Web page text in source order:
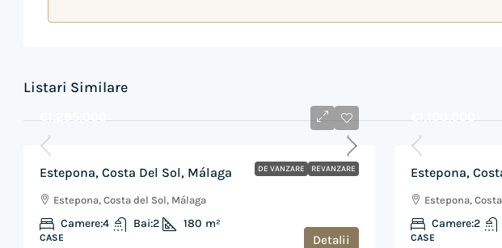
Listari Similare
DE VANZARE REVANZARE
€1,295,000
Estepona, Costa Del Sol, Málaga
Estepona, Costa del Sol, Málaga
Camere:4 Bai:2 180 m²
CASE Detalii
€1,100,000
Estepona,
Estepona,
Camere:2
CASE